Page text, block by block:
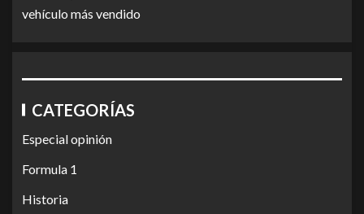
vehículo más vendido
CATEGORÍAS
Especial opinión
Formula 1
Historia